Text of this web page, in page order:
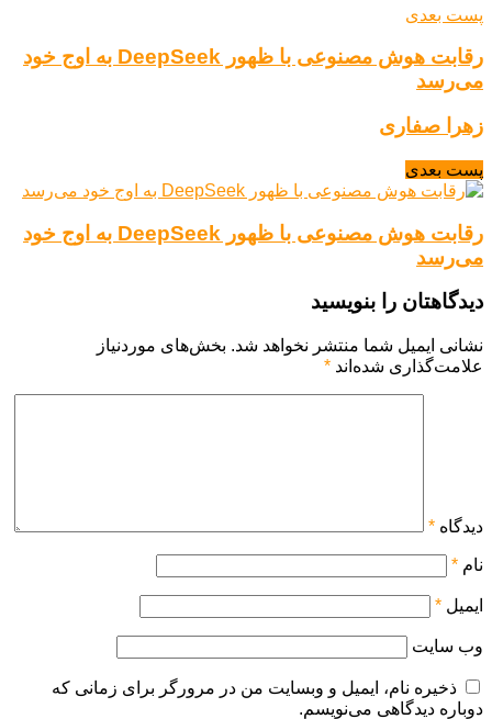
پست بعدی
رقابت هوش مصنوعی با ظهور DeepSeek به اوج خود
می‌رسد
زهرا صفاری
پست بعدی
رقابت هوش مصنوعی با ظهور DeepSeek به اوج خود
می‌رسد
دیدگاهتان را بنویسید
نشانی ایمیل شما منتشر نخواهد شد. بخش‌های موردنیاز
علامت‌گذاری شده‌اند *
دیدگاه *
نام *
ایمیل *
وب‌ سایت
ذخیره نام، ایمیل و وبسایت من در مرورگر برای زمانی که
دوباره دیدگاهی می‌نویسم.